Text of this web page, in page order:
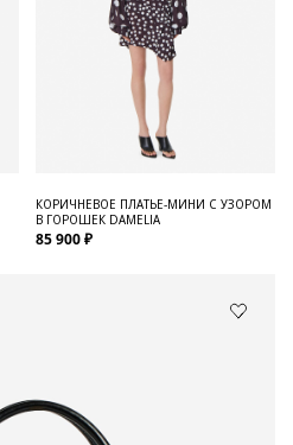
КОРИЧНЕВОЕ ПЛАТЬЕ-МИНИ С УЗОРОМ
В ГОРОШЕК DAMELIA
85 900 ₽